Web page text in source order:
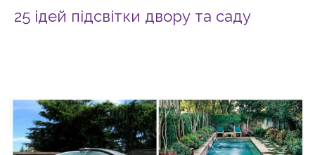
25 ідей підсвітки двору та саду